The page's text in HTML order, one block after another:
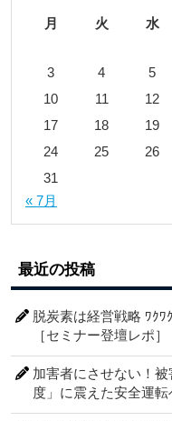
月 火 水
3
4 5
10
11 12
17
18 19
24
25 26
31
« 7月
最近の投稿
脱炭素は経営戦略 ﾜｸ
［セミナー登壇レポ］
加害者にさせない！
度」に震えた安全運